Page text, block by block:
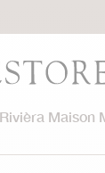
Rivièra Maison